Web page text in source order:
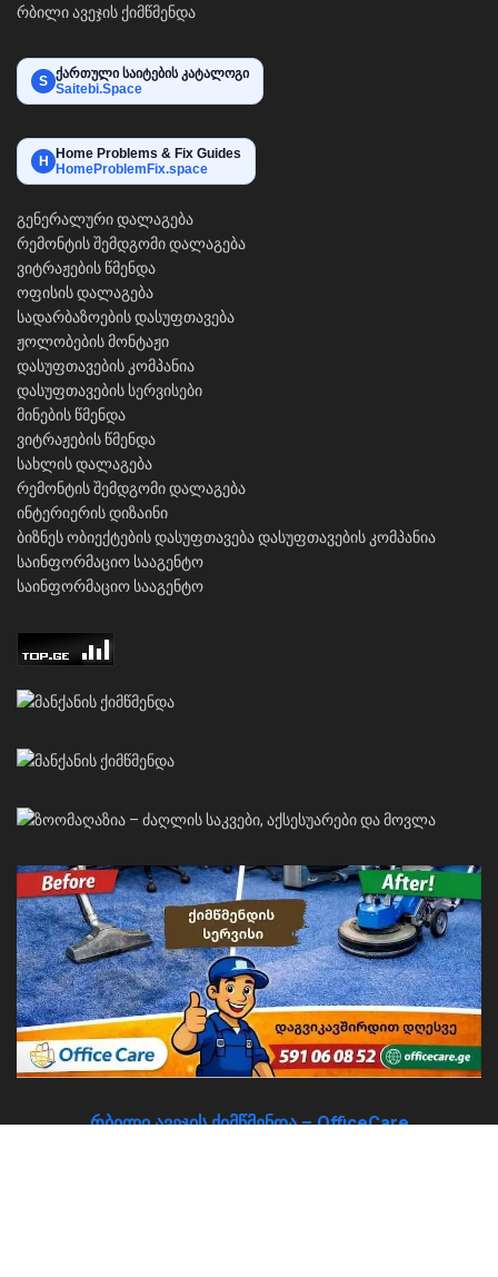
რბილი ავეჯის ქიმწმენდა
S ქართული საიტების კატალოგი
Saitebi.Space
H Home Problems & Fix Guides
HomeProblemFix.space
გენერალური დალაგება
რემონტის შემდგომი დალაგება
ვიტრაჟების წმენდა
ოფისის დალაგება
სადარბაზოების დასუფთავება
ჟოლობების მონტაჟი
დასუფთავების კომპანია
დასუფთავების სერვისები
მინების წმენდა
ვიტრაჟების წმენდა
სახლის დალაგება
რემონტის შემდგომი დალაგება
ინტერიერის დიზაინი
ბიზნეს ობიექტების დასუფთავებადასუფთავების კომპანია
საინფორმაციო სააგენტო
საინფორმაციო სააგენტო
რბილი ავეჯის ქიმწმენდა – OfficeCare